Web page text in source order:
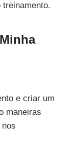
e criar um
maneiras